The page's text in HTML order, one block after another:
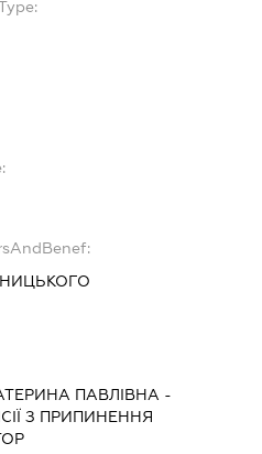
ПАВЛІВНА -
З ПРИПИНЕННЯ